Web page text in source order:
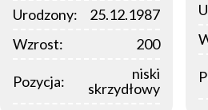
Urodzony:
25.12.1987
Wzrost:
200
Pozycja:
niski
skrzydłowy